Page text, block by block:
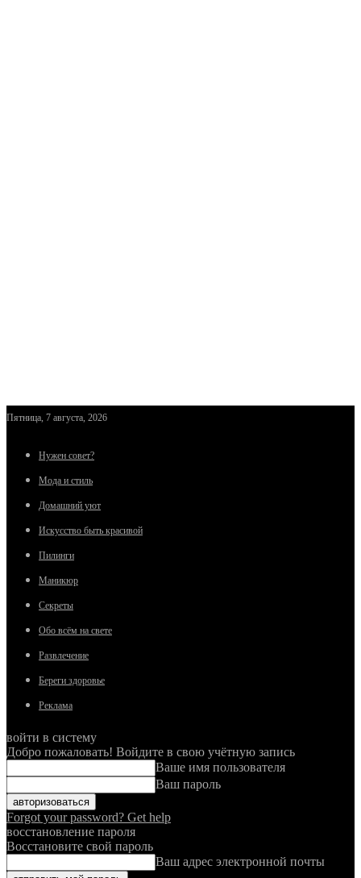
Пятница, 7 августа, 2026
Нужен совет?
Мода и стиль
Домашний уют
Искусство быть красивой
Пилинги
Маникюр
Секреты
Обо всём на свете
Развлечение
Береги здоровье
Реклама
войти в систему
Добро пожаловать! Войдите в свою учётную запись
Ваше имя пользователя
Ваш пароль
Forgot your password? Get help
восстановление пароля
Восстановите свой пароль
Ваш адрес электронной почты